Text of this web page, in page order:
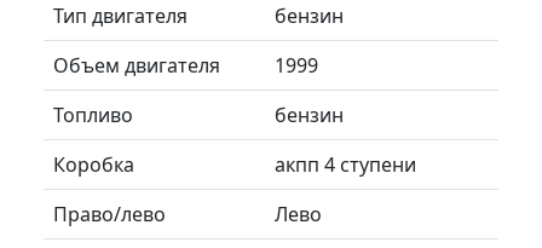
Тип двигателя
бензин
Объем двигателя
1999
Топливо
бензин
Коробка
акпп 4 ступени
Право/лево
Лево